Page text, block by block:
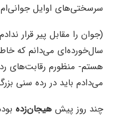
سرسختی‌های اوایل
(جوان را مقابل پیر قرار
سال‌خورده‌ای می‌دانم که
هستم- منظورم رقابت‌های
می‌دادم باید در رده سنی
چند روز پیش هیجان‌زده